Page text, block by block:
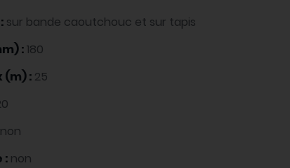
sur bande caoutchouc et sur tapis
:180
(m) : 25
non
: non